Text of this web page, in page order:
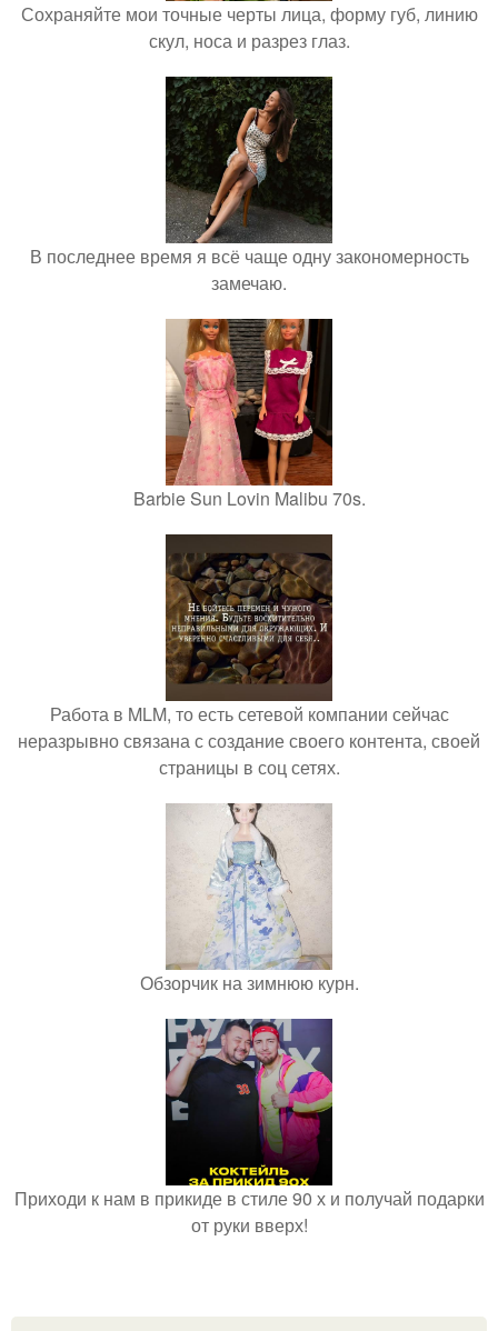
Сохраняйте мои точные черты лица, форму губ, линию
скул, носа и разрез глаз.
В последнее время я всё чаще одну закономерность
замечаю.
Barbie Sun Lovin Malibu 70s.
Работа в MLM, то есть сетевой компании сейчас
неразрывно связана с создание своего контента, своей
страницы в соц сетях.
Обзорчик на зимнюю курн.
Приходи к нам в прикиде в стиле 90 х и получай подарки
от руки вверх!